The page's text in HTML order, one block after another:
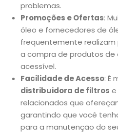
problemas.
Promoções e Ofertas:
óleo e fornecedores de
frequentemente
a compra de produtos de
acessível.
Facilidade de Acesso: É
distribuidora de filtros
relacionados que
garantindo que você
para a manutenção do